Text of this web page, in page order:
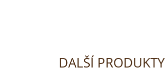
DALŠÍ PRODUKTY